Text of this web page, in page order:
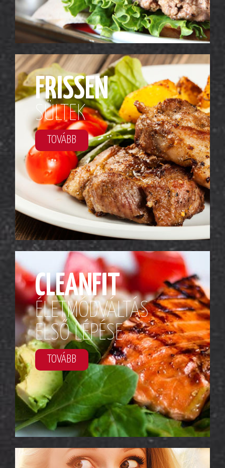
FRISSEN
SÜLTEK
TOVÁBB
CLEANFIT
ÉLETMÓDVÁLTÁS
ELSŐ LÉPÉSE
TOVÁBB